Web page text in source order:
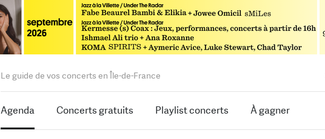
Le guide de vos concerts en Île-de-France
Agenda Concerts gratuits Playlist concerts À gagner